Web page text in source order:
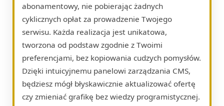
abonamentowy, nie pobierając żadnych
cyklicznych opłat za prowadzenie Twojego
serwisu. Każda realizacja jest unikatowa,
tworzona od podstaw zgodnie z Twoimi
preferencjami, bez kopiowania cudzych pomysłów.
Dzięki intuicyjnemu panelowi zarządzania CMS,
będziesz mógł błyskawicznie aktualizować ofertę
czy zmieniać grafikę bez wiedzy programistycznej.